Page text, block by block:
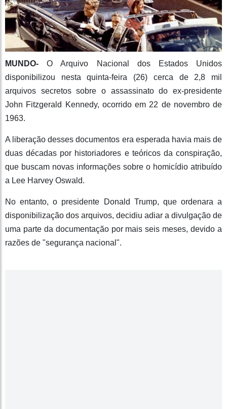
MUNDO-O Arquivo Nacional dos Estados Unidos
disponibilizou nesta quinta-feira (26) cerca de 2,8 mil
arquivos secretos sobre o assassinato do ex-presidente
John Fitzgerald Kennedy, ocorrido em 22 de novembro de
1963.
A liberação desses documentos era esperada havia mais de
duas décadas por historiadores e teóricos da conspiração,
que buscam novas informações sobre o homicídio atribuído
a Lee Harvey Oswald.
No entanto, o presidente Donald Trump, que ordenara a
disponibilização dos arquivos, decidiu adiar a divulgação de
uma parte da documentação por mais seis meses, devido a
razões de "segurança nacional".